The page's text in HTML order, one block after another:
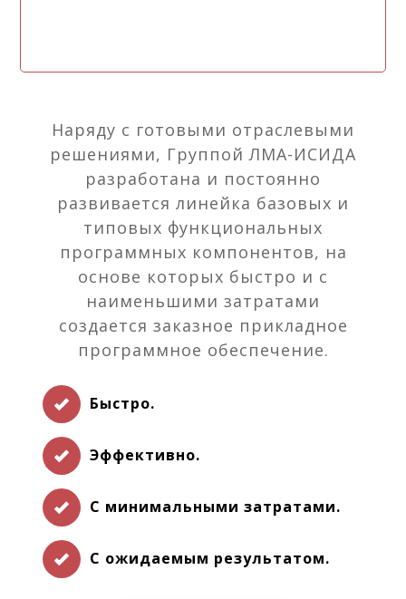
Наряду с готовыми отраслевыми
решениями, Группой ЛМА-ИСИДА
разработана и постоянно
развивается линейка базовых и
типовых функциональных
программных компонентов, на
основе которых быстро и с
наименьшими затратами
создается заказное прикладное
программное обеспечение.
Быстро.
Эффективно.
С минимальными затратами.
С ожидаемым результатом.